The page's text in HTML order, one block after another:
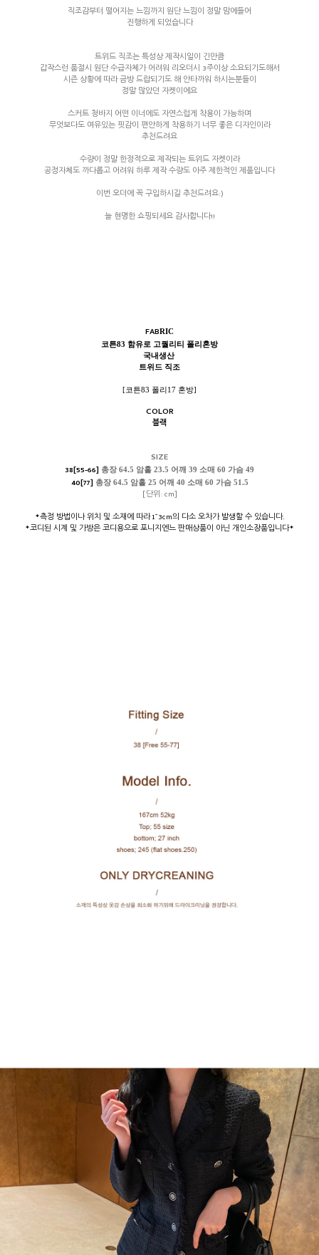
직조감부터 떨어지는 느낌까지 원단 느낌이 정말 맘에들어
진행하게 되었습니다
트위드 직조는 특성상 제작시일이 긴만큼
갑작스런 품절시 원단 수급자체가 어려워 리오더시 3주이상 소요되기도해서
시즌 상황에 따라 금방 드랍되기도 해 안타까워 하시는분들이
정말 많았던 자켓이에요
스커트 청바지 어떤 이너에도 자연스럽게 착용이 가능하며
무엇보다도 여유있는 핏감이 편안하게 착용하기 너무 좋은 디자인이라
추천드려요
수량이 정말 한정적으로 제작되는 트위드 자켓이라
공정자체도 까다롭고 어려워 하루 제작 수량도 아주 제한적인 제품입니다
이번 오더에 꼭 구입하시길 추천드려요:)
늘 현명한 쇼핑되세요 감사합니다!!
FABRIC
코튼83 함유로 고퀄리티 폴리혼방
국내생산
트위드 직조
[코튼83 폴리17 혼방]
COLOR
블랙
SIZE
38[55-66] 총장 64.5 암홀 23.5 어깨 39 소매 60 가슴 49
40[77] 총장 64.5 암홀 25 어깨 40 소매 60 가슴 51.5
[단위: cm]
*측정 방법이나 위치 및 소재에 따라 1~3cm의 다소 오차가 발생할 수 있습니다.
*코디된 시계 및 가방은 코디용으로 포니지엔느 판매상품이 아닌 개인소장품입니다*